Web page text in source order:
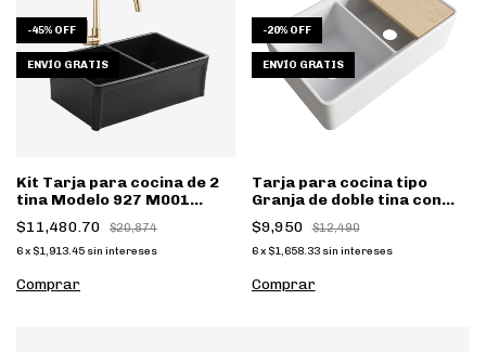
-45% OFF
ENVÍO GRATIS
Kit Tarja para cocina de 2
tina Modelo 927 M001
Negro con Monomando
dorado
$11,480.70 $20,874
6x $1,913.45 sin intereses
Comprar
-20% OFF
ENVÍO GRATIS
Tarja para cocina tipo
Granja de doble tina con
tabla de madera FR-
3320WD
$9,950 $12,490
6 x $1,658.33 sin intereses
Comprar